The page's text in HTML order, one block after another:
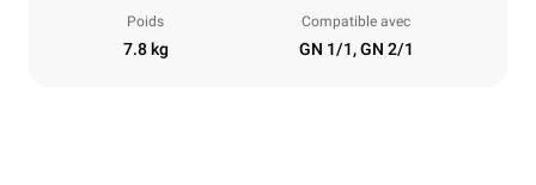
Poids
7.8 kg
Compatible avec
GN 1/1, GN 2/1